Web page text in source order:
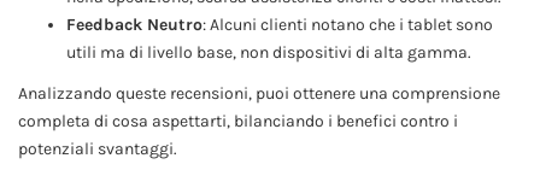
Feedback Neutro: Alcuni clienti notano che i tablet sono
utili ma di livello base, non dispositivi di alta gamma.
Analizzando queste recensioni, puoi ottenere una comprensione
completa di cosa aspettarti, bilanciando i benefici contro i
potenziali svantaggi.